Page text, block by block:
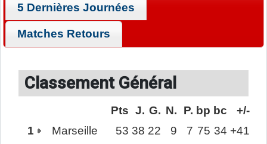
5 Dernières Journées
Matches Retours
Classement Général
Pts J. G. N. P. bp bc
+/-
1
Marseille 53 38 22 9 7 75 34 +41